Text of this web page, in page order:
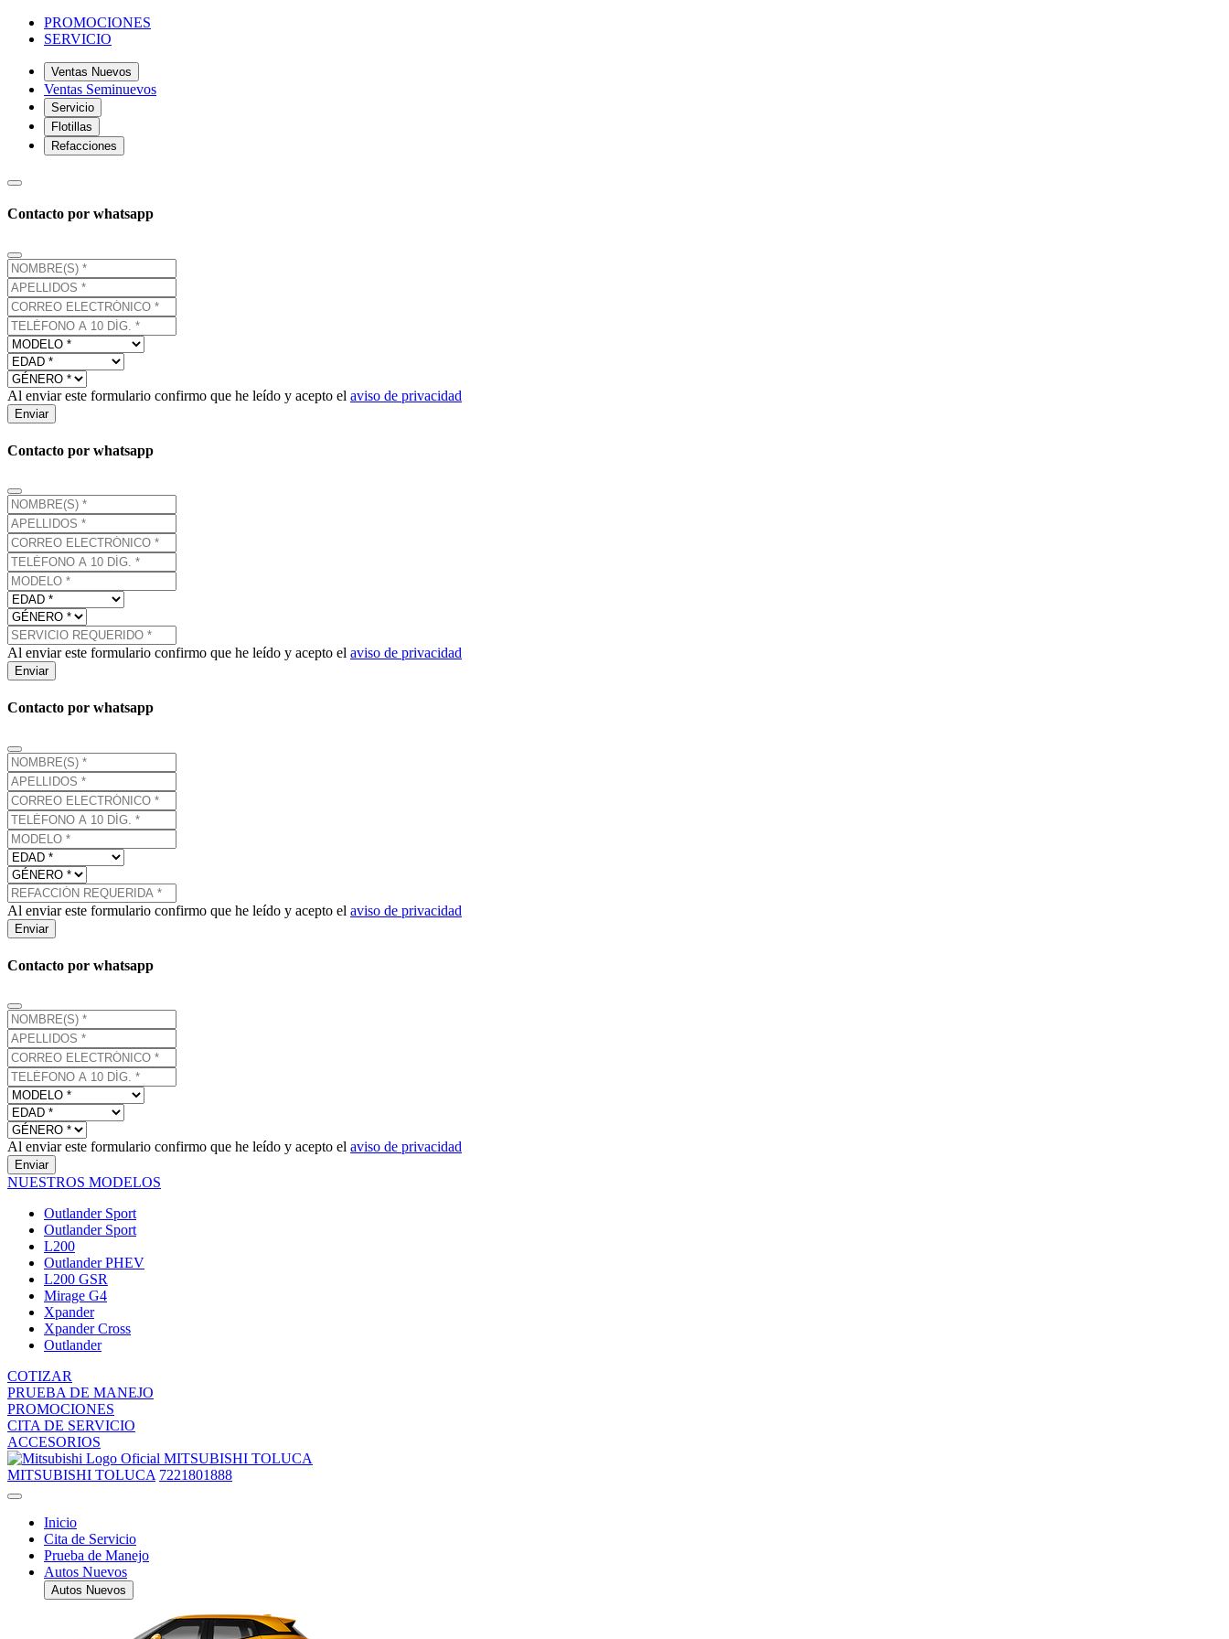
PROMOCIONES
SERVICIO
Ventas Nuevos
Ventas Seminuevos
Servicio
Flotillas
Refacciones
Contacto por whatsapp
Al enviar este formulario confirmo que he leído y acepto el aviso de privacidad
Enviar
Contacto por whatsapp
Al enviar este formulario confirmo que he leído y acepto el aviso de privacidad
Enviar
Contacto por whatsapp
Al enviar este formulario confirmo que he leído y acepto el aviso de privacidad
Enviar
Contacto por whatsapp
Al enviar este formulario confirmo que he leído y acepto el aviso de privacidad
Enviar
NUESTROS MODELOS
Outlander Sport
Outlander Sport
L200
Outlander PHEV
L200 GSR
Mirage G4
Xpander
Xpander Cross
Outlander
COTIZAR
PRUEBA DE MANEJO
PROMOCIONES
CITA DE SERVICIO
ACCESORIOS
MITSUBISHI TOLUCA
MITSUBISHI TOLUCA 7221801888
Inicio
Cita de Servicio
Prueba de Manejo
Autos Nuevos
Autos Nuevos